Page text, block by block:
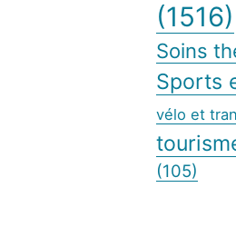
(1516)
Soins
Sports
vélo et
(105)